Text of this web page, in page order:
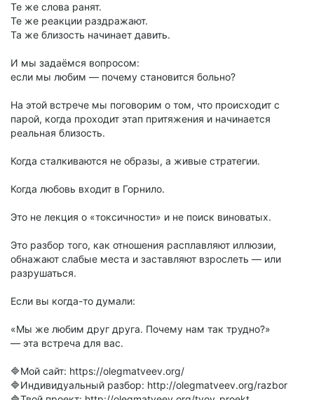
Те же слова ранят.
Те же реакции раздражают.
Та же близость начинает давить.
И мы задаёмся вопросом:
если мы любим — почему становится больно?
На этой встрече мы поговорим о том, что происходит с
парой, когда проходит этап притяжения и начинается
реальная близость.
Когда сталкиваются не образы, а живые стратегии.
Когда любовь входит в Горнило.
Это не лекция о «токсичности» и не поиск виноватых.
Это разбор того, как отношения расплавляют иллюзии,
обнажают слабые места и заставляют взрослеть — или
разрушаться.
Если вы когда-то думали:
«Мы же любим друг друга. Почему нам так трудно?»
— эта встреча для вас.
🔷Мой сайт: https://olegmatveev.org/
🔷Индивидуальный разбор: http://olegmatveev.org/razbor